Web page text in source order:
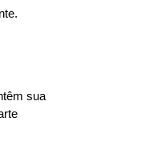
sua